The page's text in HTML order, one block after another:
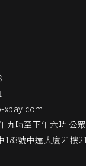
xpay.com
九時至下午六時 公
號中遠大廈21樓